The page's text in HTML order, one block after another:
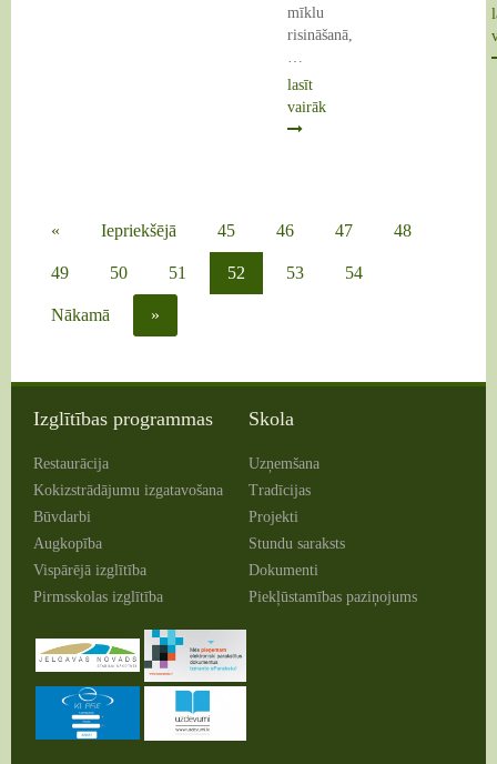
mīklu
risināšanā,
…
lasīt
vairāk
« Iepriekšējā 45 46 47 48
49 50 51 52 53 54
Nākamā »
Izglītības programmas
Restaurācija
Kokizstrādājumu izgatavošana
Būvdarbi
Augkopība
Vispārējā izglītība
Pirmsskolas izglītība
Skola
Uzņemšana
Tradīcijas
Projekti
Stundu saraksts
Dokumenti
Piekļūstamības paziņojums